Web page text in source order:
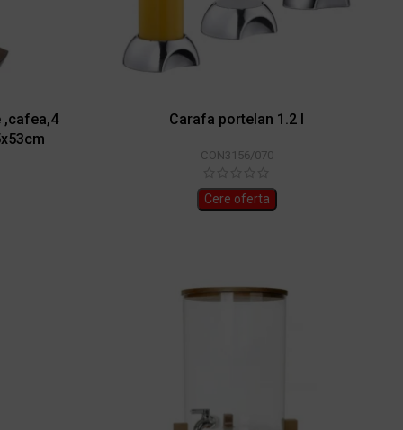
,cafea,4
Carafa portelan 1.2 l
CON3156/070
Cere oferta